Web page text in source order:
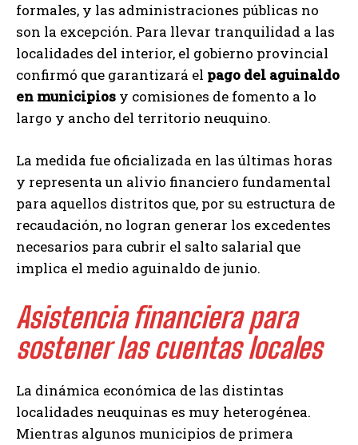
formales, y las administraciones públicas no
son la excepción. Para llevar tranquilidad a las
localidades del interior, el gobierno provincial
confirmó que garantizará el pago del aguinaldo
en municipios y comisiones de fomento a lo
largo y ancho del territorio neuquino.
La medida fue oficializada en las últimas horas
y representa un alivio financiero fundamental
para aquellos distritos que, por su estructura de
recaudación, no logran generar los excedentes
necesarios para cubrir el salto salarial que
implica el medio aguinaldo de junio.
Asistencia financiera para
sostener las cuentas locales
La dinámica económica de las distintas
localidades neuquinas es muy heterogénea.
Mientras algunos municipios de primera